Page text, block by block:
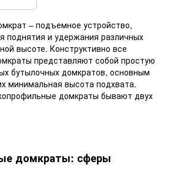
– подъемное устройство,
поднятия и удержания различных
высоте. Конструктивно все
представляют собой простую
бутылочных домкратов, основным
минимальная высота подхвата.
домкраты бывают двух
домкраты: сферы